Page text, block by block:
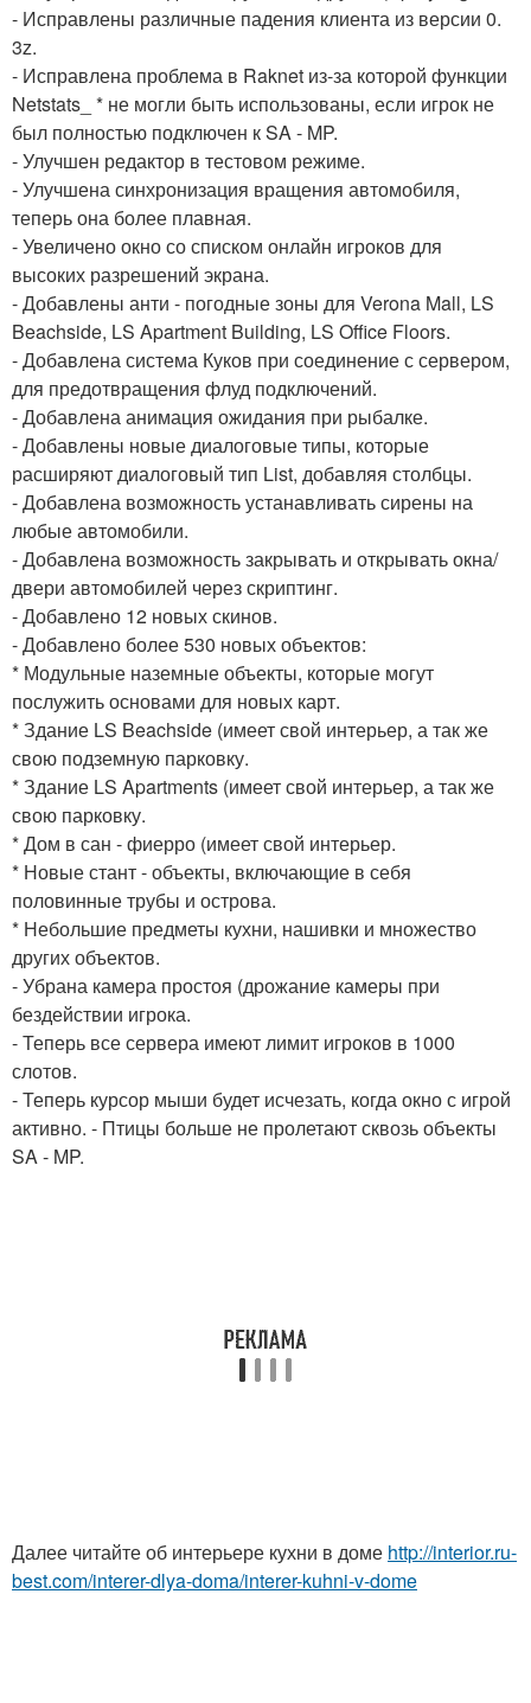
- Исправлены различные падения клиента из версии 0.
3z.
- Исправлена проблема в Raknet из-за которой функции
Netstats_ * не могли быть использованы, если игрок не
был полностью подключен к SA - MP.
- Улучшен редактор в тестовом режиме.
- Улучшена синхронизация вращения автомобиля,
теперь она более плавная.
- Увеличено окно со списком онлайн игроков для
высоких разрешений экрана.
- Добавлены анти - погодные зоны для Verona Mall, LS
Beachside, LS Apartment Building, LS Office Floors.
- Добавлена система Куков при соединение с сервером,
для предотвращения флуд подключений.
- Добавлена анимация ожидания при рыбалке.
- Добавлены новые диалоговые типы, которые
расширяют диалоговый тип List, добавляя столбцы.
- Добавлена возможность устанавливать сирены на
любые автомобили.
- Добавлена возможность закрывать и открывать окна/
двери автомобилей через скриптинг.
- Добавлено 12 новых скинов.
- Добавлено более 530 новых объектов:
* Модульные наземные объекты, которые могут
послужить основами для новых карт.
* Здание LS Beachside (имеет свой интерьер, а так же
свою подземную парковку.
* Здание LS Apartments (имеет свой интерьер, а так же
свою парковку.
* Дом в сан - фиерро (имеет свой интерьер.
* Новые стант - объекты, включающие в себя
половинные трубы и острова.
* Небольшие предметы кухни, нашивки и множество
других объектов.
- Убрана камера простоя (дрожание камеры при
бездействии игрока.
- Теперь все сервера имеют лимит игроков в 1000
слотов.
- Теперь курсор мыши будет исчезать, когда окно с игрой
активно. - Птицы больше не пролетают сквозь объекты
SA - MP.
Далее читайте об интерьере кухни в доме http://interior.ru-
best.com/interer-dlya-doma/interer-kuhni-v-dome